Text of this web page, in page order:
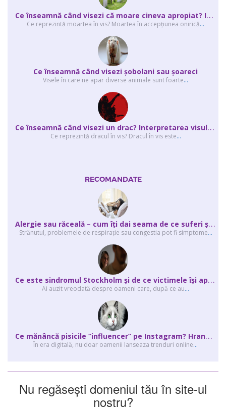
C
e înseamnă când visezi că moare cineva apropiat? Interpretarea visului în ...
Ce reprezintă moartea în vis? Moartea în accepţiunea onirică...
Ce înseamnă când visezi şobolani sau şoareci
Visele în care ne apar diverse animale sunt foarte...
C
e înseamnă când visezi un drac? Interpretarea visului în care apar unul sau...
Ce reprezintă dracul în vis? Dracul în vis este...
RECOMANDATE
A
lergie sau răceală – cum îţi dai seama de ce suferi și de ce conteaz...
Strănutul, problemele de respirație sau congestia pot fi simptome...
C
e este sindromul Stockholm și de ce victimele își apără agresorii.
Ai auzit vreodată despre oameni care, după ce au...
C
e mănâncă pisicile “influencer” pe Instagram? Hrana lor virală
În era digitală, nu doar oamenii lanseaza trenduri online...
Nu regăsești domeniul tău în site-ul
nostru?